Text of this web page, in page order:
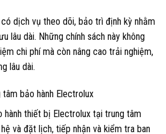
dịch vụ theo dõi, bảo trì định kỳ nhằm
lâu dài. Những chính sách này không
chi phí mà còn nâng cao trải nghiệm,
lâu dài.
bảo hành Electrolux
hành thiết bị Electrolux tại trung tâm
và đặt lịch, tiếp nhận và kiểm tra ban